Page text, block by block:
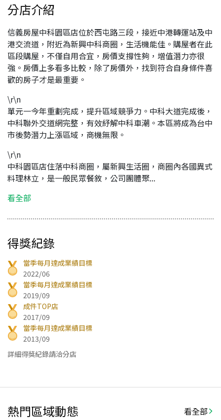
分店介紹
信義房屋中科園區店位於西屯路三段，接近中港轉運站及中
港交流道，附近為新興中科商圈，生活機能佳。購屋者在此
區段購屋，不僅自用合宜，房價支撐性夠，增值潛力亦很
強。房價上多看多比較，除了房價外，找到符合自身條件喜
歡的房子才是最重要。
\r\n
單元一今年重劃完成，提升區域競爭力。中科大道完成後，
中科聯外交道網完整，有效紓解中科車潮。本區將成為台中
市後勢潛力上漲區域，商機無限。
\r\n
中科園區店住落中科商圈，屬新興生活圈，商圈內各國異式
料理林立，是一般民眾餐敘，公司團體聚...
看全部
得獎紀錄
當季每月達成業績目標
2022/06
當季每月達成業績目標
2019/09
成件TOP店
2017/09
當季每月達成業績目標
2013/09
詳細得獎紀錄請洽分店
熱門區域動態 看全部